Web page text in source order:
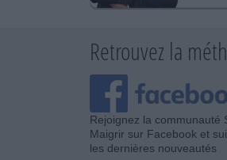
Retrouvez la
Rejoignez la communauté
Maigrir sur Facebook et
les dernières nouveautés